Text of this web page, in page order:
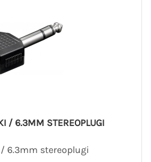
/ 6.3MM STEREOPLUGI
6.3mm stereoplugi